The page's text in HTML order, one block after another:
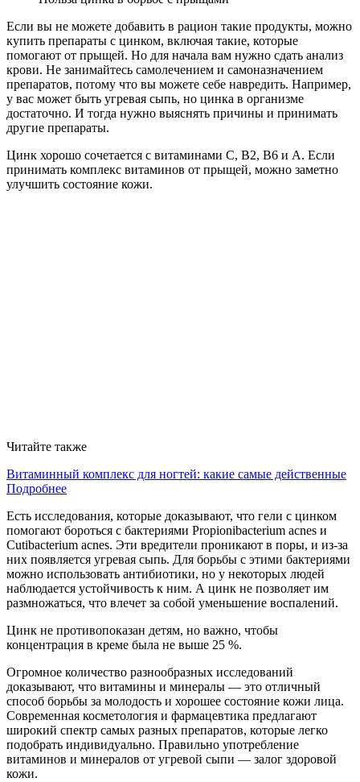
Если вы не можете добавить в рацион такие продукты, можно
купить препараты с цинком, включая такие, которые
помогают от прыщей. Но для начала вам нужно сдать анализ
крови. Не занимайтесь самолечением и самоназначением
препаратов, потому что вы можете себе навредить. Например,
у вас может быть угревая сыпь, но цинка в организме
достаточно. И тогда нужно выяснять причины и принимать
другие препараты.
Цинк хорошо сочетается с витаминами С, В2, В6 и А. Если
принимать комплекс витаминов от прыщей, можно заметно
улучшить состояние кожи.
Читайте также
Витаминный комплекс для ногтей: какие самые действенные
Подробнее
Есть исследования, которые доказывают, что гели с цинком
помогают бороться с бактериями Propionibacterium acnes и
Cutibacterium acnes. Эти вредители проникают в поры, и из-за
них появляется угревая сыпь. Для борьбы с этими бактериями
можно использовать антибиотики, но у некоторых людей
наблюдается устойчивость к ним. А цинк не позволяет им
размножаться, что влечет за собой уменьшение воспалений.
Цинк не противопоказан детям, но важно, чтобы
концентрация в креме была не выше 25 %.
Огромное количество разнообразных исследований
доказывают, что витамины и минералы — это отличный
способ борьбы за молодость и хорошее состояние кожи лица.
Современная косметология и фармацевтика предлагают
широкий спектр самых разных препаратов, которые легко
подобрать индивидуально. Правильно употребление
витаминов и минералов от угревой сыпи — залог здоровой
кожи.